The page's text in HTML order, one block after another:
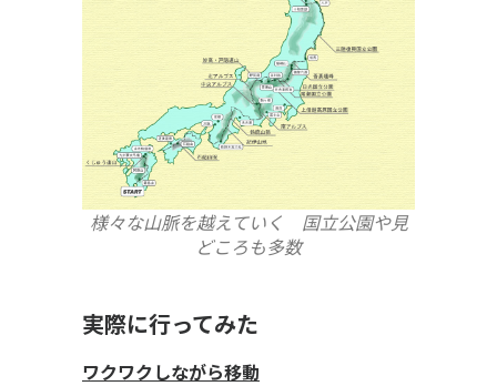
様々な山脈を越えていく 国立公園や見
どころも多数
実際に行ってみた
ワクワクしながら移動